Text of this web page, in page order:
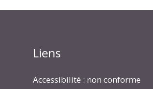
Liens
Accessibilité : non conforme